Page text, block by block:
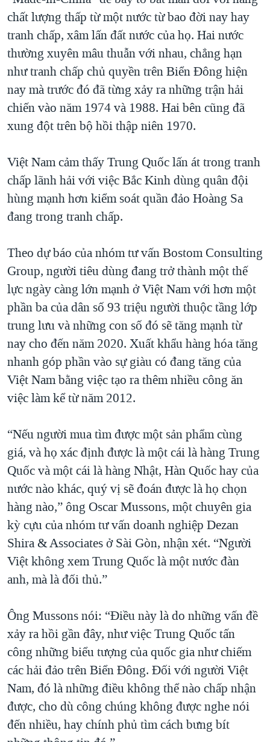
chất lượng thấp từ một nước từ bao đời nay hay
tranh chấp, xâm lấn đất nước của họ. Hai nước
thường xuyên mâu thuẫn với nhau, chẳng hạn
như tranh chấp chủ quyền trên Biển Đông hiện
nay mà trước đó đã từng xảy ra những trận hải
chiến vào năm 1974 và 1988. Hai bên cũng đã
xung đột trên bộ hồi thập niên 1970.
Việt Nam cảm thấy Trung Quốc lấn át trong tranh
chấp lãnh hải với việc Bắc Kinh dùng quân đội
hùng mạnh hơn kiểm soát quần đảo Hoàng Sa
đang trong tranh chấp.
Theo dự báo của nhóm tư vấn Bostom Consulting
Group, người tiêu dùng đang trở thành một thế
lực ngày càng lớn mạnh ở Việt Nam với hơn một
phần ba của dân số 93 triệu người thuộc tầng lớp
trung lưu và những con số đó sẽ tăng mạnh từ
nay cho đến năm 2020. Xuất khẩu hàng hóa tăng
nhanh góp phần vào sự giàu có đang tăng của
Việt Nam bằng việc tạo ra thêm nhiều công ăn
việc làm kể từ năm 2012.
“Nếu người mua tìm được một sản phẩm cùng
giá, và họ xác định được là một cái là hàng Trung
Quốc và một cái là hàng Nhật, Hàn Quốc hay của
nước nào khác, quý vị sẽ đoán được là họ chọn
hàng nào,” ông Oscar Mussons, một chuyên gia
kỳ cựu của nhóm tư vấn doanh nghiệp Dezan
Shira & Associates ở Sài Gòn, nhận xét. “Người
Việt không xem Trung Quốc là một nước đàn
anh, mà là đối thủ.”
Ông Mussons nói: “Điều này là do những vấn đề
xảy ra hồi gần đây, như việc Trung Quốc tấn
công những biểu tượng của quốc gia như chiếm
các hải đảo trên Biển Đông. Đối với người Việt
Nam, đó là những điều không thể nào chấp nhận
được, cho dù công chúng không được nghe nói
đến nhiều, hay chính phủ tìm cách bưng bít